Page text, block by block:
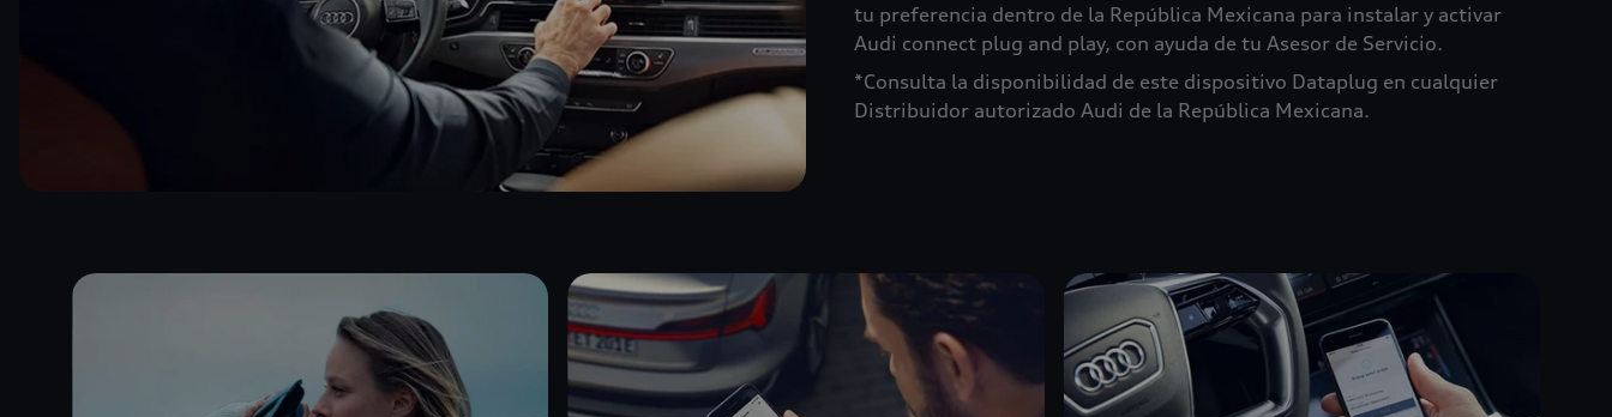
tu preferencia dentro de la República Mexicana para instalar y activar
Audi connect plug and play, con ayuda de tu Asesor de Servicio.
*Consulta la disponibilidad de este dispositivo Dataplug en cualquier
Distribuidor autorizado Audi de la República Mexicana.